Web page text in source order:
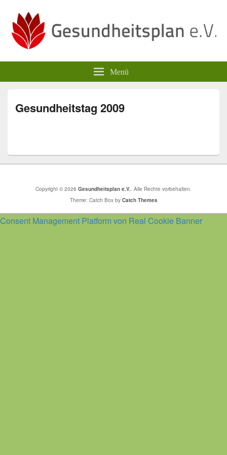
Gesundheitsplan e.V.
Menü
Gesundheitstag 2009
Copyright © 2026 Gesundheitsplan e.V. . Alle Rechte vorbehalten.
Theme: Catch Box by Catch Themes
Consent Management Platform von Real Cookie Banner